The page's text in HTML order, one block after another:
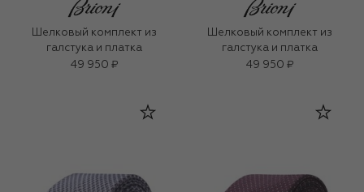
Шелковый комплект из
галстука и платка
49 950 ₽
Шелковый комплект из
галстука и платка
49 950 ₽